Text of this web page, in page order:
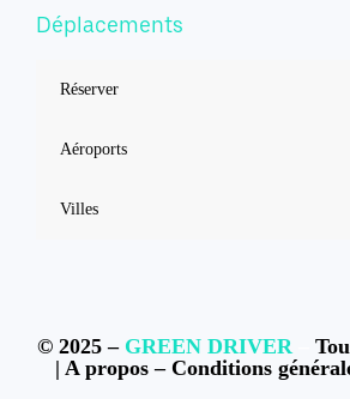
Déplacements
Réserver
Aéroports
Villes
© 2025 – GREEN DRIVER
| A propos – Conditions